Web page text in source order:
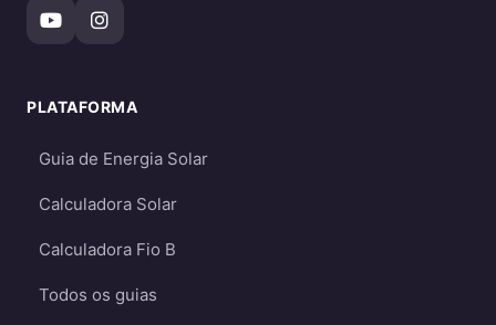
PLATAFORMA
Guia de Energia Solar
Calculadora Solar
Calculadora Fio B
Todos os guias